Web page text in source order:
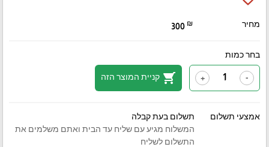
מחיר 300 ₪
בחר כמות
-
+
shopping_cart קניית המוצר הזה
אמצעי תשלום
תשלום בעת קבלה
המשלוח מגיע עם שליח עד הבית ואתם משלמים את
התשלום לשליח